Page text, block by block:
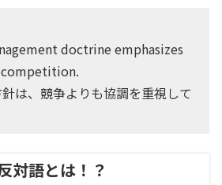
doctrine emphasizes
針は、競争よりも協調を重視して
対語とは！？